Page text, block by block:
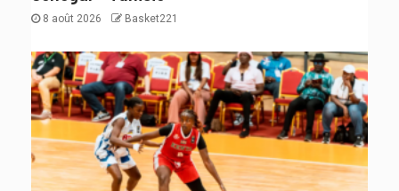
8 août 2026 Basket221